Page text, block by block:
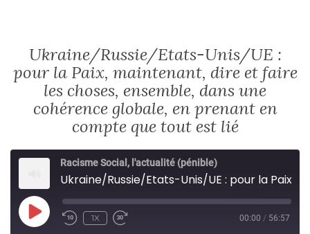
Ukraine/Russie/Etats-Unis/UE :
pour la Paix, maintenant, dire et faire
les choses, ensemble, dans une
cohérence globale, en prenant en
compte que tout est lié
Racisme Social, l'actualité (pénible)
PLAY
EPISODE
1X 00:00 / 56:57